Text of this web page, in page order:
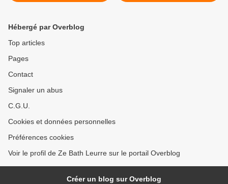
Hébergé par Overblog
Top articles
Pages
Contact
Signaler un abus
C.G.U.
Cookies et données personnelles
Préférences cookies
Voir le profil de Ze Bath Leurre sur le portail Overblog
Créer un blog sur Overblog